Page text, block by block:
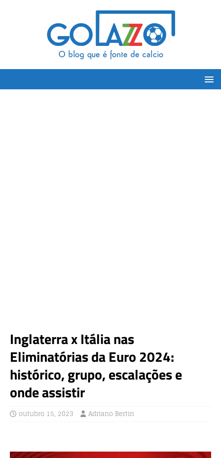
Inglaterra x Itália nas
Eliminatórias da Euro 2024:
histórico, grupo, escalações e
onde assistir
outubro 15, 2023 Adriano Bertin